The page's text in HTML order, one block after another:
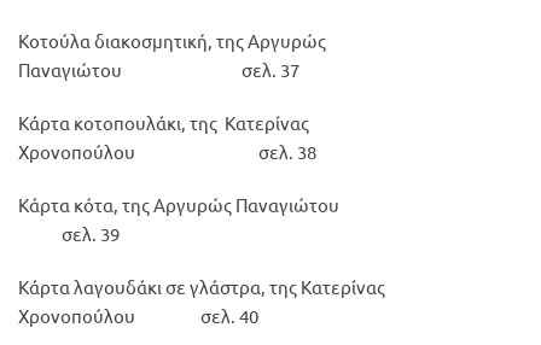
Κοτούλα διακοσμητική, της Αργυρώς
Παναγιώτου σελ. 37
Κάρτα κοτοπουλάκι, της Κατερίνας
Χρονοπούλου σελ. 38
Κάρτα κότα, της Αργυρώς Παναγιώτου
σελ. 39
Κάρτα λαγουδάκι σε γλάστρα, της Κατερίνας
Χρονοπούλου σελ. 40